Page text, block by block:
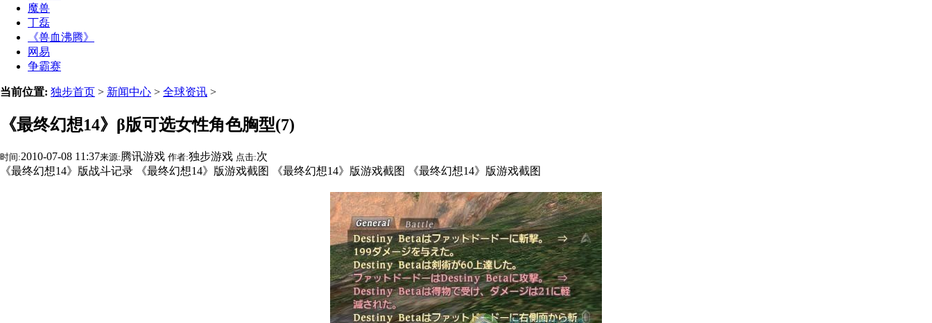
魔兽
丁磊
《兽血沸腾》
网易
争霸赛
当前位置: 独步首页 > 新闻中心 > 全球资讯 >
《最终幻想14》β版可选女性角色胸型(7)
时间:2010-07-08 11:37来源:腾讯游戏 作者:独步游戏 点击:次
《最终幻想14》版战斗记录 《最终幻想14》版游戏截图 《最终幻想14》版游戏截图 《最终幻想14》版游戏截图